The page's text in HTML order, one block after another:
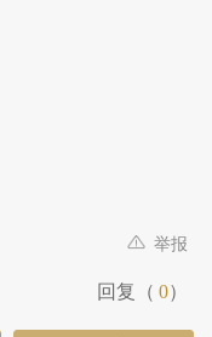
举报
回复（ 0）